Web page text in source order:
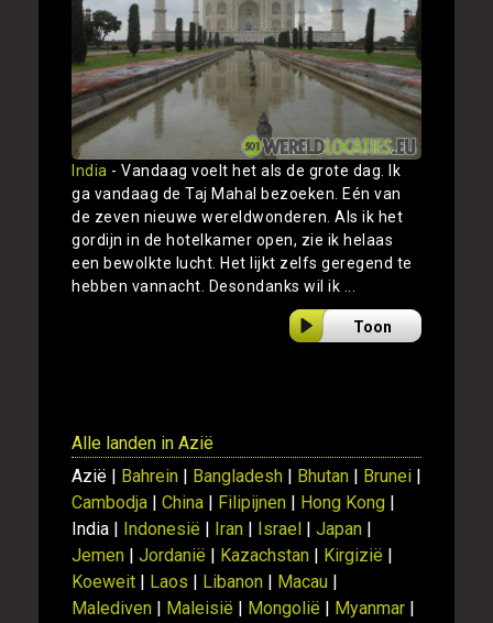
India - Vandaag voelt het als de grote dag. Ik
ga vandaag de Taj Mahal bezoeken. Eén van
de zeven nieuwe wereldwonderen. Als ik het
gordijn in de hotelkamer open, zie ik helaas
een bewolkte lucht. Het lijkt zelfs geregend te
hebben vannacht. Desondanks wil ik ...
Toon
Alle landen in Azië
Azië | Bahrein | Bangladesh | Bhutan | Brunei |
Cambodja | China | Filipijnen | Hong Kong |
India | Indonesië | Iran | Israel | Japan |
Jemen | Jordanië | Kazachstan | Kirgizië |
Koeweit | Laos | Libanon | Macau |
Malediven | Maleisië | Mongolië | Myanmar |